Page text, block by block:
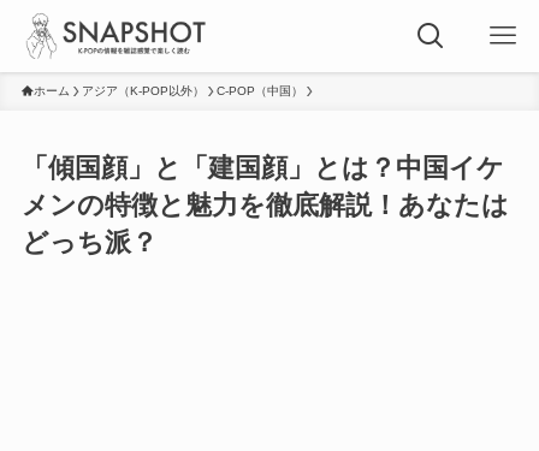
ホーム アジア（K-POP以外） C-POP（中国）
「傾国顔」と「建国顔」とは？中国イケ
メンの特徴と魅力を徹底解説！あなたは
どっち派？